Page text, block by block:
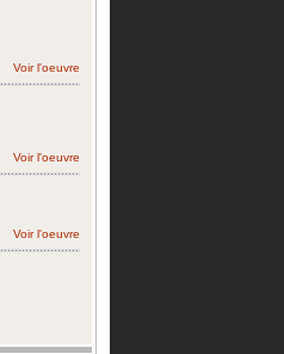
Voir l'oeuvre
Voir l'oeuvre
Voir l'oeuvre